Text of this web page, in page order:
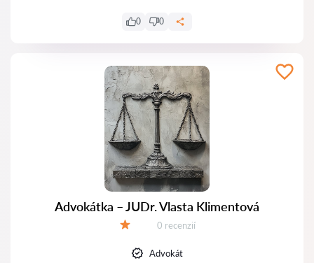
0 0
Advokátka – JUDr. Vlasta Klimentová
Recenzií:
0 recenzií
Advokát